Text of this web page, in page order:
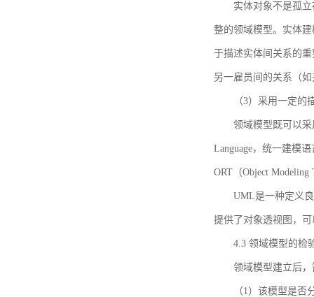
实体对象不是孤
整的领域模型。实体
于描述实体间关系的
另一雇员间的关系（
（3）采用一定
领域模型既可以
Language，统一建模
ORT（Object
UML是一种定义
提供了对象透视图，
4.3 领域模型的检
领域模型建立后
（1）该模型是